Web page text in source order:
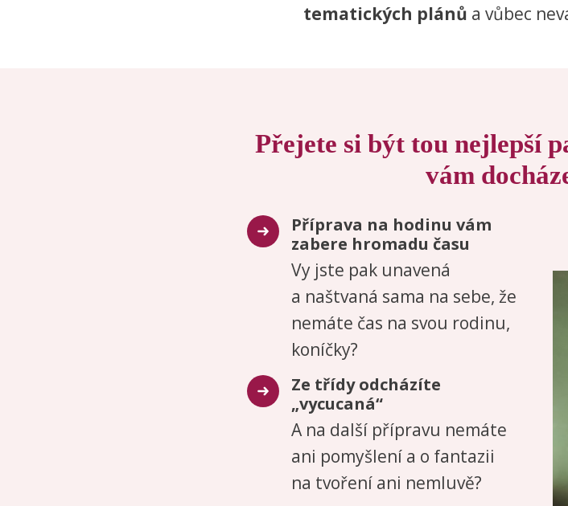
tematických plánů a vůbec
Přejete si být tou nejlepší
vám
Příprava na hodinu vám
zabere hromadu času
Vy jste pak unavená
a naštvaná sama na sebe, že
nemáte čas na svou rodinu,
koníčky?
Ze třídy odcházíte
„vycucaná“
A na další přípravu nemáte
ani pomyšlení a o fantazii
na tvoření ani nemluvě?